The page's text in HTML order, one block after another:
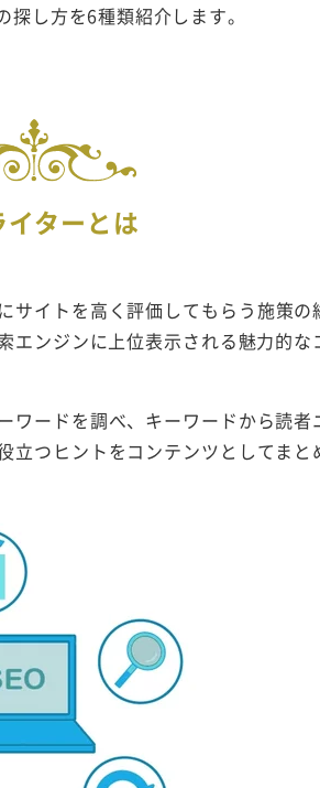
し方を6種類紹介します。
イターとは
イトを高く評価してもらう施策の
エンジンに上位表示される魅力的な
ワードを調べ、キーワードから読者
つヒントをコンテンツとしてまと